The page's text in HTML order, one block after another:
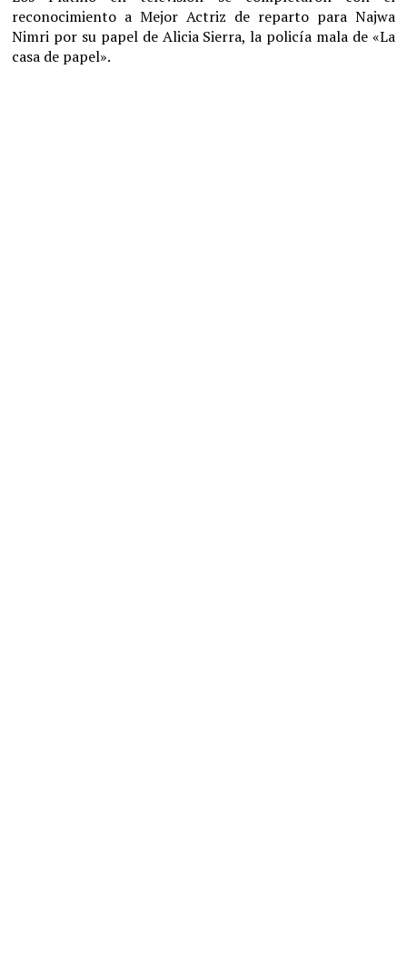
reconocimiento a Mejor Actriz de reparto para Najwa
Nimri por su papel de Alicia Sierra, la policía mala de «La
casa de papel».